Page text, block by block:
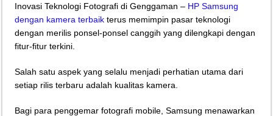
Tutorial Memasang Kabel Listrik untuk Pengairan Tambak dengan Elektronik
Elektronik Canggih, Kulkas Inverter vs Non-Inverter
Tips Atasi Motor Bunyi Kletek-Kletek Tanpa Panik Undang Mekanik
Mekanik Pemula Wajib Tahu Cara Jitu Atasi Rantai Motor Patah
Inovasi Teknologi Fotografi di Genggaman – HP Samsung
dengan kamera terbaik terus memimpin pasar teknologi
dengan merilis ponsel-ponsel canggih yang dilengkapi dengan
fitur-fitur terkini.
Salah satu aspek yang selalu menjadi perhatian utama dari
setiap rilis terbaru adalah kualitas kamera.
Bagi para penggemar fotografi mobile, Samsung menawarkan